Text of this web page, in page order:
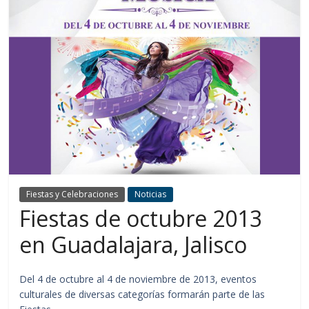
Fiestas y Celebraciones Noticias
Fiestas de octubre 2013
en Guadalajara, Jalisco
Del 4 de octubre al 4 de noviembre de 2013, eventos
culturales de diversas categorías formarán parte de las